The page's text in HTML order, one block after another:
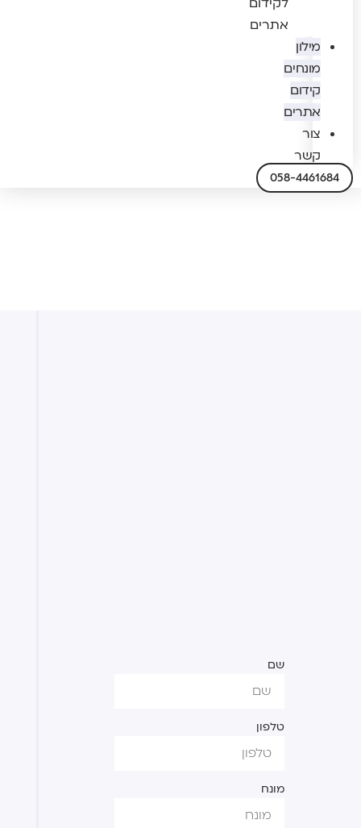
אתרים
מילון
מונחים
קידום
אתרים
צור
קשר
058-4461684
שם
טלפון
מונח